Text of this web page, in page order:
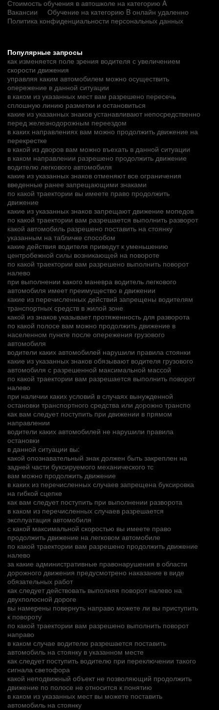
Стоимость обучения в автошколе на категорию A
Вакансии
Обучение на категорию B онлайн удаленно
Политика конфиденциальности персональных данных
Популярные запросы
как изменяется поле зрения водителя с увеличением
скорости движения
управляя каким автомобилем можно осуществить
опережение в данной ситуации
в каком из указанных мест вам разрешено пересечь
сплошную линию разметки и остановиться
какие из указанных знаков устанавливают непосредственно
перед железнодорожным переездом
в каких направлениях вам можно продолжить движение на
перекрестке
в какой из дворов вам можно въехать в данной ситуации
в каком направлении разрешено продолжить движение
водителю легкового автомобиля
какие из указанных знаков отменяют все ограничения
введенные ранее запрещающими знаками
по какой траектории вы имеете право продолжить
движение
какие из указанных знаков запрещают движение мопедов
по какой траектории вам разрешается выполнить разворот
какой автомобиль разрешено поставить на стоянку
указанным на табличке способом
какие действия водителя приведут к уменьшению
центробежной силы возникающей на повороте
по какой траектории вам разрешено выполнить поворот
налево
при выполнении какого маневра водитель легкового
автомобиля имеет преимущество в движении
какие из перечисленных действий запрещены водителям
транспортных средств в жилой зоне
какой из знаков указывает протяженность для разворота
по какой полосе вам можно продолжить движение в
населенном пункте после опережения грузового
автомобиля
водители каких автомобилей нарушили правила стоянки
какие из указанных знаков обязывают водителя грузового
автомобиля с разрешенной максимальной массой
по какой траектории вам разрешается выполнить поворот
налево
при наличии каких условий в случаях вынужденной
остановки транспортного средства или дорожно транспо
как вам следует поступить при движении в прямом
направлении
водители каких автомобилей не нарушили правила
остановки
в данной ситуации вы:
какой опознавательный знак должен быть закреплен на
задней части буксируемого механического тс
вам можно продолжить движение
в каких из перечисленных случаев запрещена буксировка
на гибкой сцепке
как вам следует поступить при выполнении разворота
в каком из перечисленных случаев разрешается
эксплуатация автомобиля
с какой максимальной скоростью вы имеете право
продолжить движение на легковом автомобиле
по какой траектории вам разрешено продолжить движение
налево
за какие административные правонарушения в области
дорожного движения предусмотрено наказание в виде
обязательных работ
как следует действовать выполняя поворот налево на
двухполосной дороге
вы намерены повернуть направо можете ли вы приступить
к повороту
по какой траектории вам разрешено выполнить поворот
направо
в каком случае водителю разрешается поставить
автомобиль на стоянку в указанном месте
как следует поступить водителю при переключении такого
сигнала светофора
какой неподвижный объект не позволяющий продолжить
движение по полосе не относится к понятию
в каком из указанных мест вы можете поставить
автомобиль на стоянку